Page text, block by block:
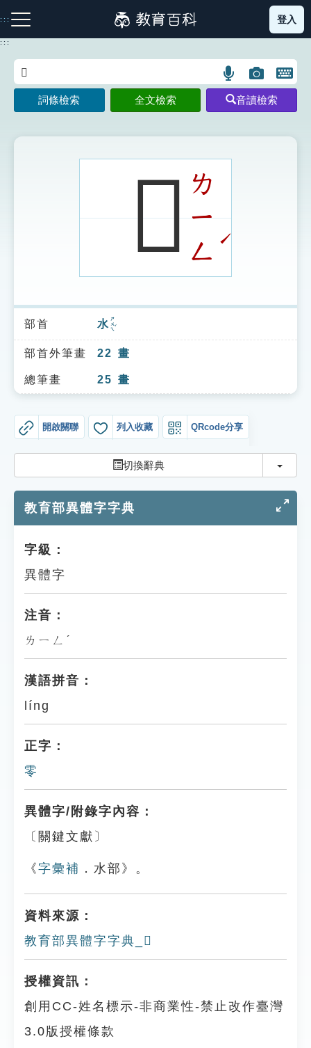
到
主
:::
注音索引圖示 筆畫索引圖示 部首索引表圖示
索引選單
知識索引
單字索引
遊戲專區
教學應用
貓頭鷹博士
登入
:::
語
言
搜
示
圖
片
搜
開
鍵
圖
詞條檢索 全文檢索 音讀檢索
𤅫ㄌ
ㄧ
ㄥ
ˊ
部首 水 ㄕㄨㄟˇ
部首外筆畫 22 畫
總筆畫 25 畫
開啟關聯 列入收藏 QRcode分享
切換辭典 切換
教育部異體字字典
字級：
異體字
注音：
ㄌㄧㄥˊ
漢語拼音：
líng
正字：
零
異體字/附錄字內容：
〔關鍵文獻〕
《字彙補 ．水部》。
資料來源：
教育部異體字字典_𤅫
授權資訊：
創用CC-姓名標示-非商業性-禁止改作臺灣
3.0版授權條款